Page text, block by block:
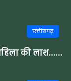
छत्तीसगढ़
महिला की लाश……